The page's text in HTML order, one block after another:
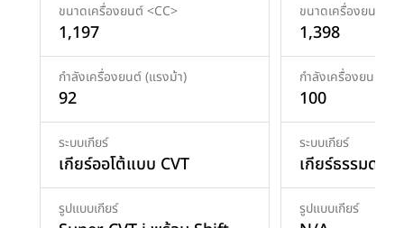
ขนาดเครื่องยนต์ <CC>
1,197
กำลังเครื่องยนต์ (แรงม้า)
92
ระบบเกียร์
เกียร์ออโต้แบบ CVT
รูปแบบเกียร์
ขนาดเครื่องยนต์
1,398
กำลังเครื่องยนต์ (แ
100
ระบบเกียร์
เกียร์ธรรมดา
รูปแบบเกียร์